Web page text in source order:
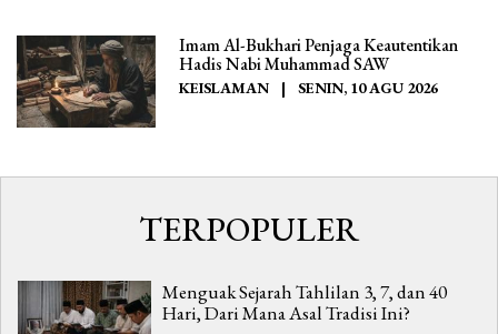
Imam Al-Bukhari Penjaga Keautentikan
Hadis Nabi Muhammad SAW
KEISLAMAN | SENIN, 10 AGU 2026
TERPOPULER
Menguak Sejarah Tahlilan 3, 7, dan 40
Hari, Dari Mana Asal Tradisi Ini?